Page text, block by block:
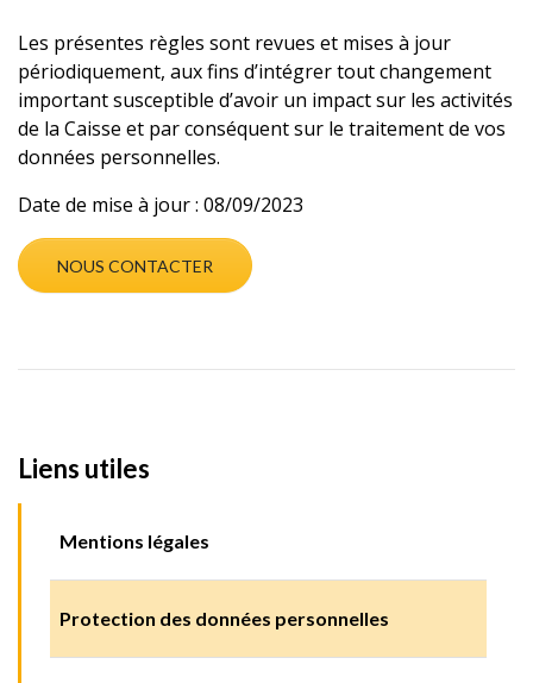
Les présentes règles sont revues et mises à jour
périodiquement, aux fins d’intégrer tout changement
important susceptible d’avoir un impact sur les activités
de la Caisse et par conséquent sur le traitement de vos
données personnelles.
Date de mise à jour : 08/09/2023
NOUS CONTACTER
Liens utiles
Mentions légales
Protection des données personnelles